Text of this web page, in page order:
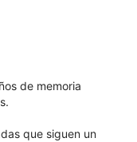
de memoria
que siguen un